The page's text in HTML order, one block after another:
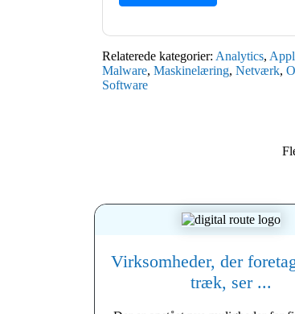
Relaterede kategorier: Analytics,
Malware, Maskinelæring, Netværk,
Software
Virksomheder, der
træk, ser ...